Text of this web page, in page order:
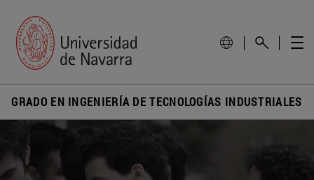
GRADO EN INGENIERÍA DE TECNOLOGÍAS INDUSTRIALES